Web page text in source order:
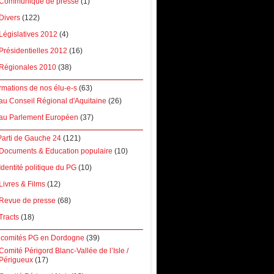
Divers (122)
Législatives 2012 (4)
Présidentielles 2012 (16)
Régionales 2010 (38)
de nos élu-e-s (63)
Conseil Régional d'Aquitaine (26)
Parlement Européen (37)
de Gauche 24 (121)
Documents & Education populaire (10)
Identité politique du PG (10)
Livres & Films (12)
Revue de presse (68)
(18)
comités PG en Dordogne (39)
Périgord Blanc-Vallée de l’Isle /
Périgueux (17)